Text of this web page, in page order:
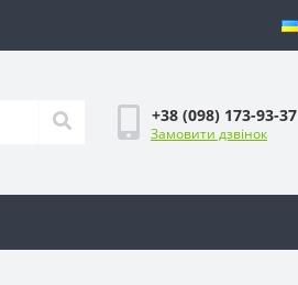
+38 (098) 173-93-37
Замовити дзвінок